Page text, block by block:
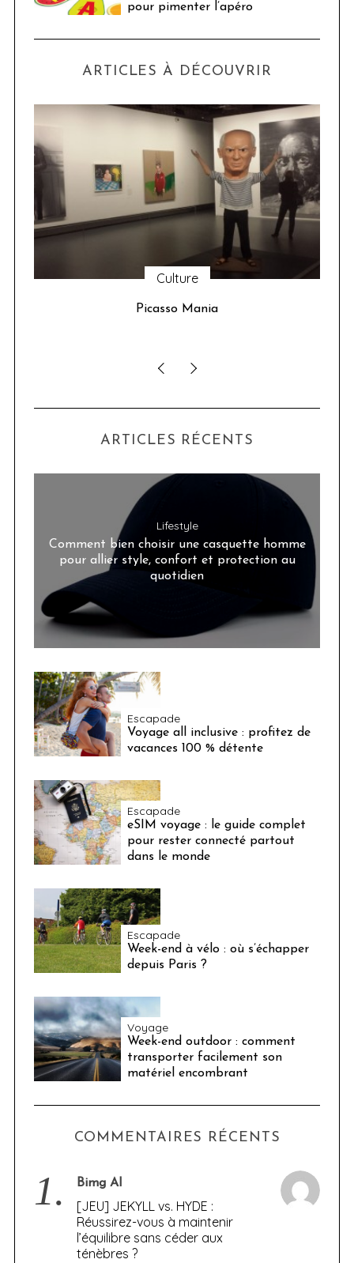
pour pimenter l’apéro
ARTICLES À DÉCOUVRIR
Culture
Picasso Mania
ARTICLES RÉCENTS
Lifestyle
Comment bien choisir une casquette homme
pour allier style, confort et protection au
quotidien
Escapade
Voyage all inclusive : profitez de
vacances 100 % détente
Escapade
eSIM voyage : le guide complet
pour rester connecté partout
dans le monde
Escapade
Week-end à vélo : où s’échapper
depuis Paris ?
Voyage
Week-end outdoor : comment
transporter facilement son
matériel encombrant
COMMENTAIRES RÉCENTS
1. Bimg AI
[JEU] JEKYLL vs. HYDE :
Réussirez-vous à maintenir
l’équilibre sans céder aux
ténèbres ?